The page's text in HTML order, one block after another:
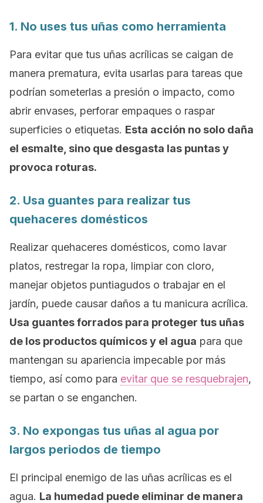
1. No uses tus uñas como herramienta
Para evitar que tus uñas acrílicas se caigan de
manera prematura, evita usarlas para tareas que
podrían someterlas a presión o impacto, como
abrir envases, perforar empaques o raspar
superficies o etiquetas. Esta acción no solo daña
el esmalte, sino que desgasta las puntas y
provoca roturas.
2. Usa guantes para realizar tus
quehaceres domésticos
Realizar quehaceres domésticos, como lavar
platos, restregar la ropa, limpiar con cloro,
manejar objetos puntiagudos o trabajar en el
jardín, puede causar daños a tu manicura acrílica.
Usa guantes forrados para proteger tus uñas
de los productos químicos y el agua para que
mantengan su apariencia impecable por más
tiempo, así como para evitar que se resquebrajen,
se partan o se enganchen.
3. No expongas tus uñas al agua por
largos periodos de tiempo
El principal enemigo de las uñas acrílicas es el
agua. La humedad puede eliminar de manera